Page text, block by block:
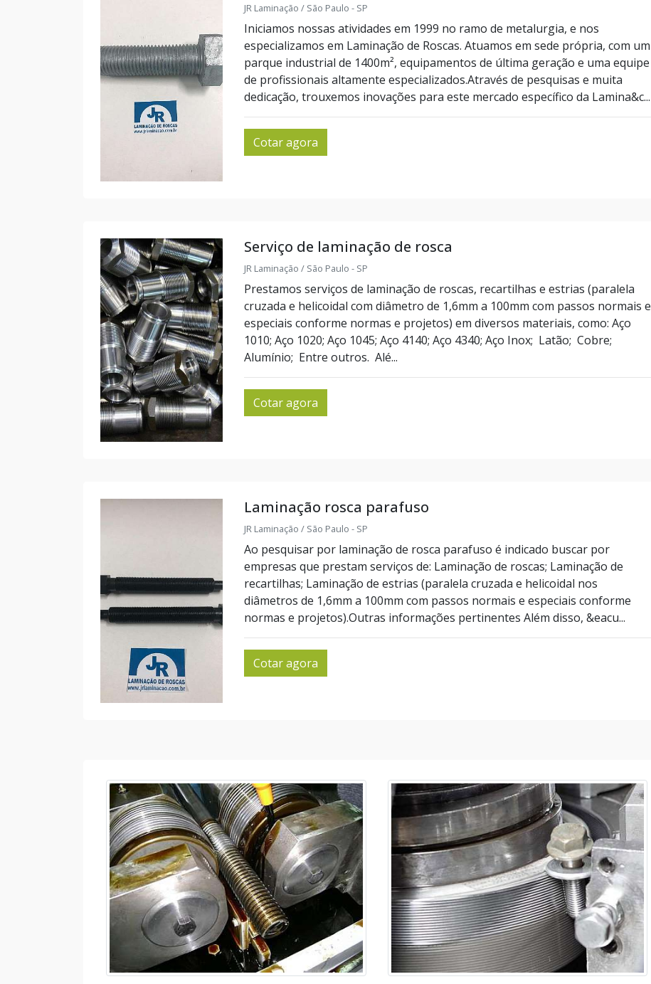
JR Laminação / São Paulo - SP
Iniciamos nossas atividades em 1999 no ramo de metalurgia, e nos
especializamos em Laminação de Roscas. Atuamos em sede própria, com um
parque industrial de 1400m², equipamentos de última geração e uma equipe
de profissionais altamente especializados.Através de pesquisas e muita
dedicação, trouxemos inovações para este mercado específico da Lamina&c...
Cotar agora
Serviço de laminação de rosca
JR Laminação / São Paulo - SP
Prestamos serviços de laminação de roscas, recartilhas e estrias (paralela
cruzada e helicoidal com diâmetro de 1,6mm a 100mm com passos normais e
especiais conforme normas e projetos) em diversos materiais, como: Aço
1010; Aço 1020; Aço 1045; Aço 4140; Aço 4340; Aço Inox; Latão; Cobre;
Alumínio; Entre outros. Alé...
Cotar agora
Laminação rosca parafuso
JR Laminação / São Paulo - SP
Ao pesquisar por laminação de rosca parafuso é indicado buscar por
empresas que prestam serviços de: Laminação de roscas; Laminação de
recartilhas; Laminação de estrias (paralela cruzada e helicoidal nos
diâmetros de 1,6mm a 100mm com passos normais e especiais conforme
normas e projetos).Outras informações pertinentes Além disso, &eacu...
Cotar agora